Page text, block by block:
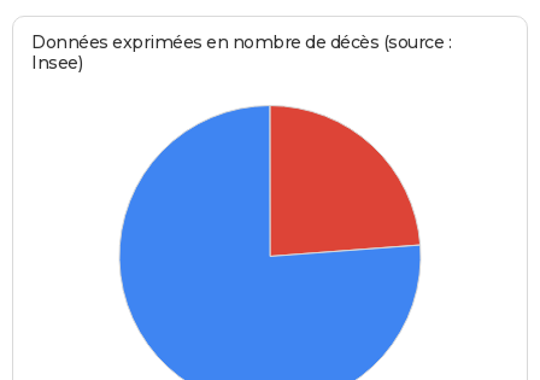
Données exprimées en nombre de décès (source :
Insee)